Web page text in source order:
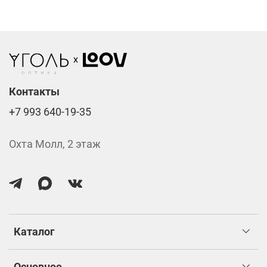
Каталог
Контакты
+7 993 640-19-35
Охта Молл, 2 этаж